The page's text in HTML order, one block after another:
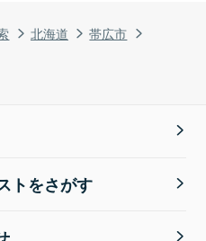
北海道
帯広市
トをさがす